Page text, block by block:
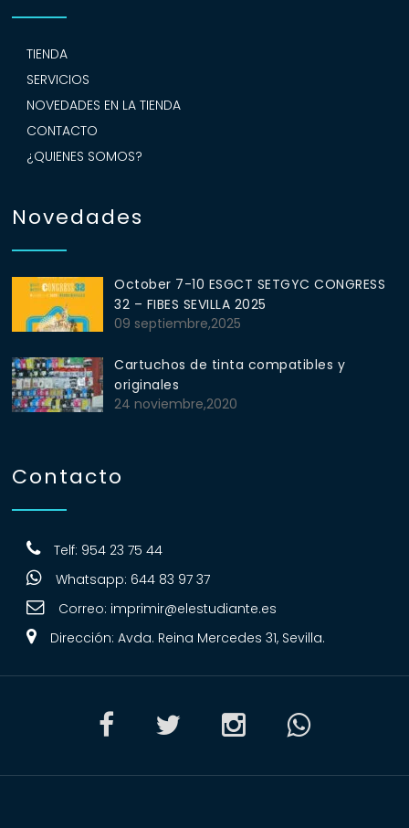
TIENDA
SERVICIOS
NOVEDADES EN LA TIENDA
CONTACTO
¿QUIENES SOMOS?
Novedades
October 7-10 ESGCT SETGYC CONGRESS
32 – FIBES SEVILLA 2025
09 septiembre,2025
Cartuchos de tinta compatibles y
originales
24 noviembre,2020
Contacto
Telf: 954 23 75 44
Whatsapp: 644 83 97 37
Correo: imprimir@elestudiante.es
Dirección: Avda. Reina Mercedes 31, Sevilla.